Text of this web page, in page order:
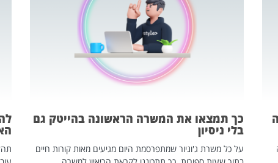
כך תמצאו את המשרה הראשונה בהייטק גם
בלי ניסיון
על כל משרת ג'וניור שמתפרסמת היום מגיעים מאות קורות חיים